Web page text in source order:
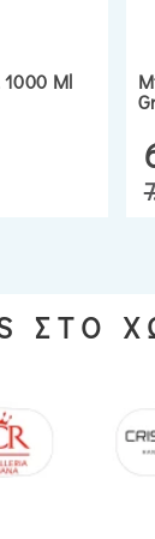
1000 Ml
ΣΤΟ